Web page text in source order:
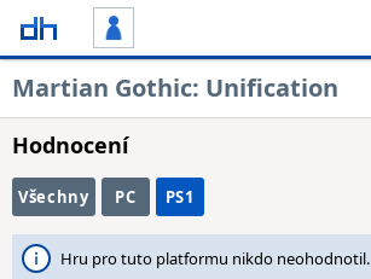
Martian Gothic: Unification
Hodnocení
Všechny PC PS1
Hru pro tuto platformu nikdo neohodnotil.